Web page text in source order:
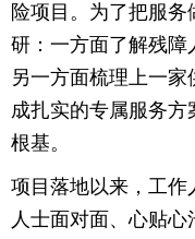
险项目。为了把服
研：一方面了解残障
另一方面梳理上一
成扎实的专属服务
根基。
项目落地以来，工
人士面对面、心贴